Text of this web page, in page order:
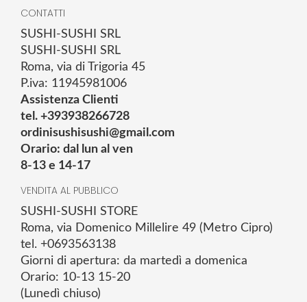
CONTATTI
SUSHI-SUSHI SRL
SUSHI-SUSHI SRL
Roma, via di Trigoria 45
P.iva: 11945981006
Assistenza Clienti
tel. +393938266728
ordinisushisushi@gmail.com
Orario: dal lun al ven
8-13 e 14-17
VENDITA AL PUBBLICO
SUSHI-SUSHI STORE
Roma, via Domenico Millelire 49 (Metro Cipro)
tel. +0693563138
Giorni di apertura: da martedì a domenica
Orario: 10-13 15-20
(Lunedì chiuso)